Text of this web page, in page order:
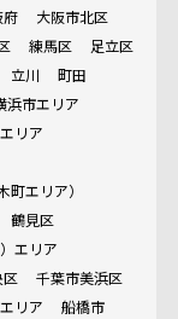
府
大阪市北区
練馬区
足立区
立川
町田
浜市エリア
リア
エリア）
鶴見区
エリア
千葉市美浜区
リア
船橋市